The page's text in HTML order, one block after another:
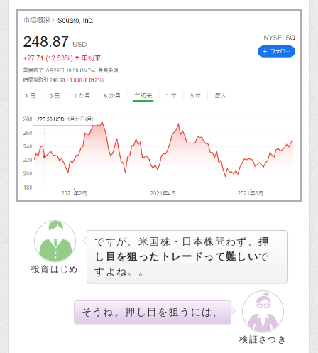
投資はじめ
ですが、米国株・日本株問わず、押
し目を狙ったトレードって難しいで
すよね。。
検証さつき
そうね。押し目を狙うには、